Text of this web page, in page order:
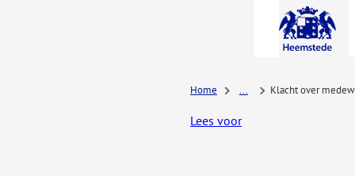
A-Z-
menu
Home Klacht over
Lees voor